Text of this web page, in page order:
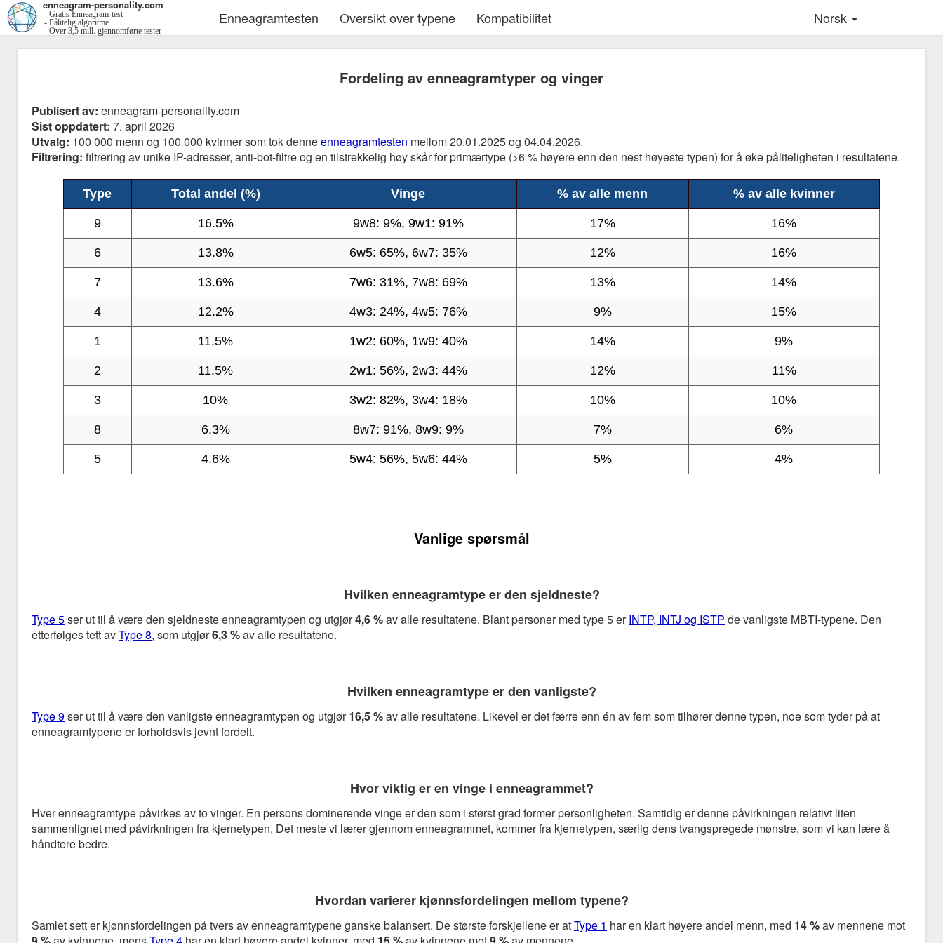
enneagram-personality.com
- Gratis Enneagram-test
- Pålitelig algoritme
- Over 3,5 mill. gjennomførte tester
Enneagramtesten Oversikt over typene Kompatibilitet Norsk
Fordeling av enneagramtyper og vinger
Publisert av: enneagram-personality.com
Sist oppdatert: 7. april 2026
Utvalg: 100 000 menn og 100 000 kvinner som tok denneenneagramtesten mellom 20.01.2025 og 04.04.2026.
Filtrering: filtrering av unike IP-adresser, anti-bot-filtre og en tilstrekkelig høy skår for primærtype (>6 % høyere enn den nest høyeste typen) for å øke påliteligheten i resultatene.
Type Total andel (%) Vinge % av alle menn % av alle kvinner
9 16.5% 9w8: 9%, 9w1: 91% 17% 16%
6 13.8% 6w5: 65%, 6w7: 35% 12% 16%
7 13.6% 7w6: 31%, 7w8: 69% 13% 14%
4 12.2% 4w3: 24%, 4w5: 76% 9% 15%
1 11.5% 1w2: 60%, 1w9: 40% 14% 9%
2 11.5% 2w1: 56%, 2w3: 44% 12% 11%
3 10% 3w2: 82%, 3w4: 18% 10% 10%
8 6.3% 8w7: 91%, 8w9: 9% 7% 6%
5 4.6% 5w4: 56%, 5w6: 44% 5% 4%
Vanlige spørsmål
Hvilken enneagramtype er den sjeldneste?
Type 5ser ut til å være den sjeldneste enneagramtypen og utgjør4,6 %av alle resultatene. Blant personer med type 5 erINTP, INTJ og ISTP de vanligste MBTI-typene. Den
etterfølges tett avType 8, som utgjør6,3 %av alle resultatene.
Hvilken enneagramtype er den vanligste?
Type 9ser ut til å være den vanligste enneagramtypen og utgjør16,5 %av alle resultatene. Likevel er det færre enn én av fem som tilhører denne typen, noe som tyder på at
enneagramtypene er forholdsvis jevnt fordelt.
Hvor viktig er en vinge i enneagrammet?
Hver enneagramtype påvirkes av to vinger. En persons dominerende vinge er den som i størst grad former personligheten. Samtidig er denne påvirkningen relativt liten
sammenlignet med påvirkningen fra kjernetypen. Det meste vi lærer gjennom enneagrammet, kommer fra kjernetypen, særlig dens tvangspregede mønstre, som vi kan lære å
håndtere bedre.
Hvordan varierer kjønnsfordelingen mellom typene?
Samlet sett er kjønnsfordelingen på tvers av enneagramtypene ganske balansert. De største forskjellene er atType 1 har en klart høyere andel menn, med 14 %av mennene mot